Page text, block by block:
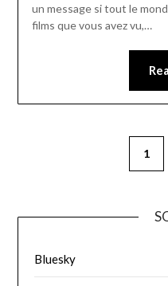
un message si tout le
films que vous avez vu,…
1
Bluesky